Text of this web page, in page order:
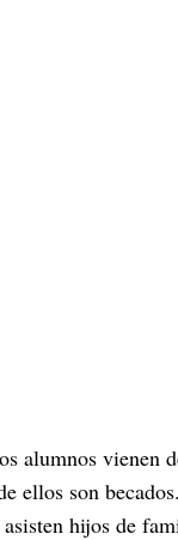
alumnos vienen
ellos son
hijos de